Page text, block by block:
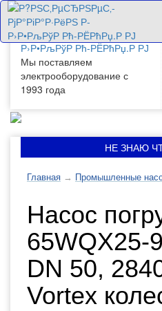
Мы поставляем
электрооборудование с
1993 года
НЕ ЗНАЮ
Главная → Промышленные
Насос
65WQX25-
DN 50,
Vortex